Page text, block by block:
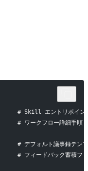
Skill エントリポイン
# ワークフロー詳細手順
# デフォルト議事録テン
# フィードバック蓄積フ